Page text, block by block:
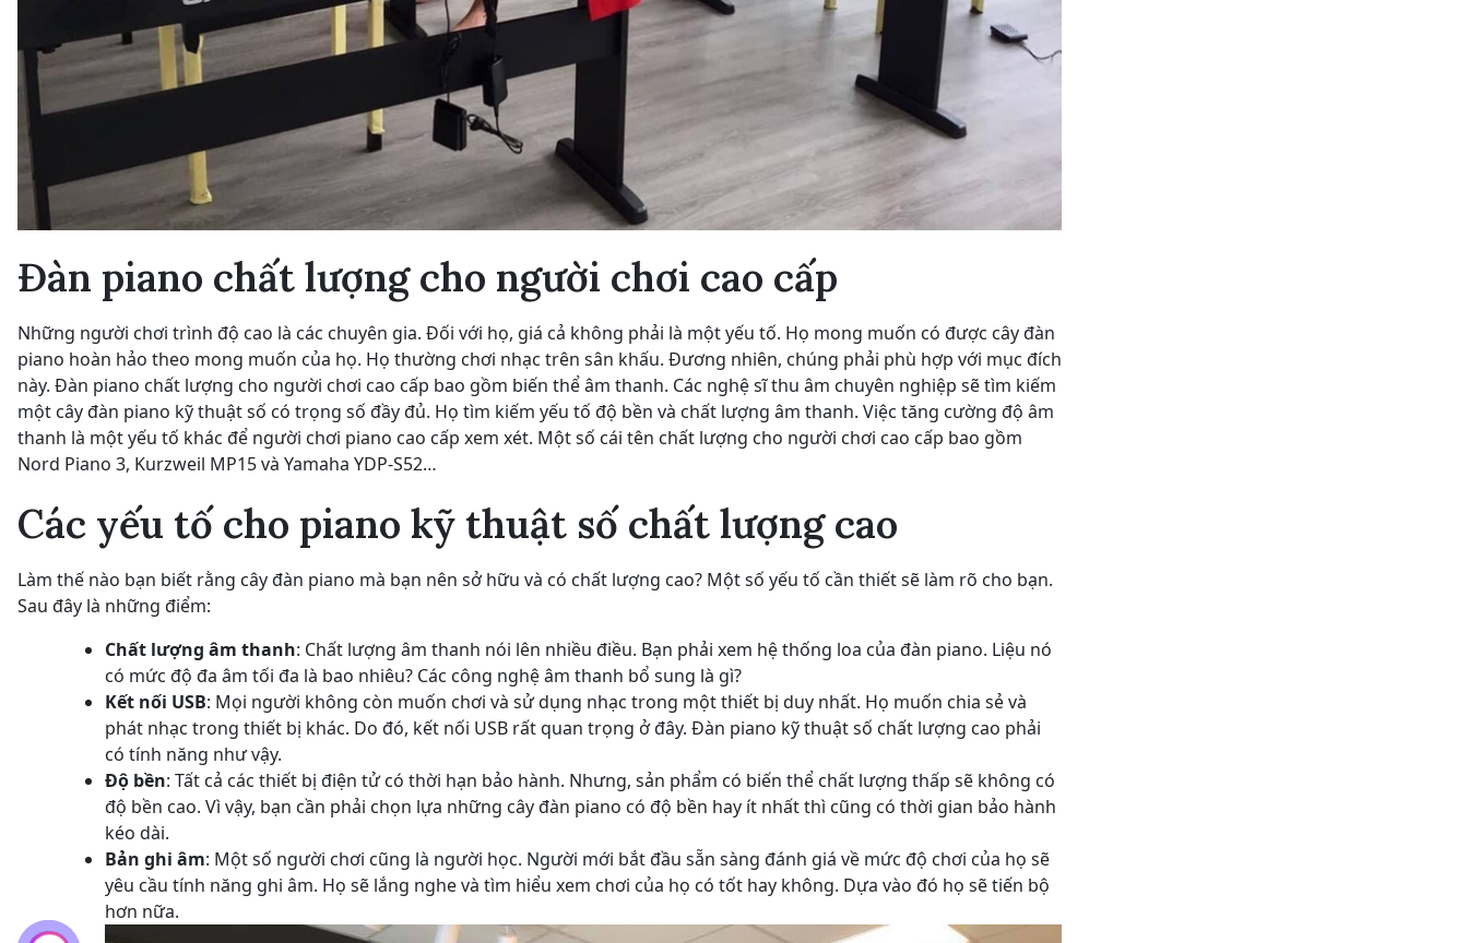
Đàn piano chất lượng cho người chơi cao cấp
Những người chơi trình độ cao là các chuyên gia. Đối với họ, giá cả không phải là một yếu tố. Họ mong muốn có được cây đàn
piano hoàn hảo theo mong muốn của họ. Họ thường chơi nhạc trên sân khấu. Đương nhiên, chúng phải phù hợp với mục đích
này. Đàn piano chất lượng cho người chơi cao cấp bao gồm biến thể âm thanh. Các nghệ sĩ thu âm chuyên nghiệp sẽ tìm kiếm
một cây đàn piano kỹ thuật số có trọng số đầy đủ. Họ tìm kiếm yếu tố độ bền và chất lượng âm thanh. Việc tăng cường độ âm
thanh là một yếu tố khác để người chơi piano cao cấp xem xét. Một số cái tên chất lượng cho người chơi cao cấp bao gồm
Nord Piano 3, Kurzweil MP15 và Yamaha YDP-S52…
Các yếu tố cho piano kỹ thuật số chất lượng cao
Làm thế nào bạn biết rằng cây đàn piano mà bạn nên sở hữu và có chất lượng cao? Một số yếu tố cần thiết sẽ làm rõ cho bạn.
Sau đây là những điểm:
Chất lượng âm thanh: Chất lượng âm thanh nói lên nhiều điều. Bạn phải xem hệ thống loa của đàn piano. Liệu nó
có mức độ đa âm tối đa là bao nhiêu? Các công nghệ âm thanh bổ sung là gì?
Kết nối USB: Mọi người không còn muốn chơi và sử dụng nhạc trong một thiết bị duy nhất. Họ muốn chia sẻ và
phát nhạc trong thiết bị khác. Do đó, kết nối USB rất quan trọng ở đây. Đàn piano kỹ thuật số chất lượng cao phải
có tính năng như vậy.
Độ bền: Tất cả các thiết bị điện tử có thời hạn bảo hành. Nhưng, sản phẩm có biến thể chất lượng thấp sẽ không có
độ bền cao. Vì vậy, bạn cần phải chọn lựa những cây đàn piano có độ bền hay ít nhất thì cũng có thời gian bảo hành
kéo dài.
Bản ghi âm: Một số người chơi cũng là người học. Người mới bắt đầu sẵn sàng đánh giá về mức độ chơi của họ sẽ
yêu cầu tính năng ghi âm. Họ sẽ lắng nghe và tìm hiểu xem chơi của họ có tốt hay không. Dựa vào đó họ sẽ tiến bộ
hơn nữa.